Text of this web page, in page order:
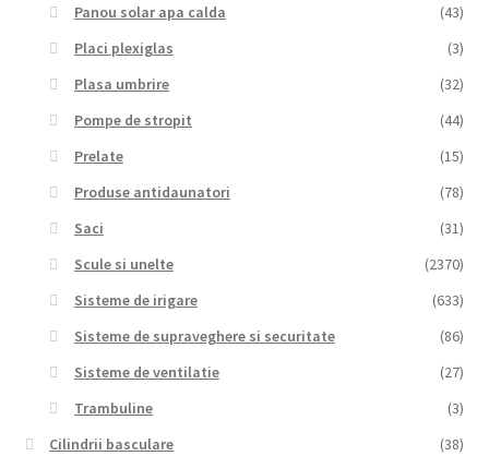
Panou solar apa calda
(43)
Placi plexiglas
(3)
Plasa umbrire
(32)
Pompe de stropit
(44)
Prelate
(15)
Produse antidaunatori
(78)
Saci
(31)
Scule si unelte
(2370)
Sisteme de irigare
(633)
Sisteme de supraveghere si securitate
(86)
Sisteme de ventilatie
(27)
Trambuline
(3)
Cilindrii basculare
(38)